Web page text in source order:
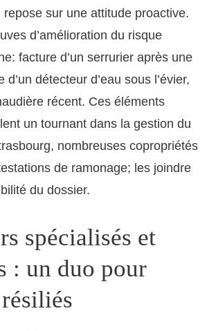
repose sur une attitude proactive.
d’amélioration du risque
facture d’un serrurier après une
détecteur d’eau sous l’évier,
récent. Ces éléments
un tournant dans la gestion du
nombreuses copropriétés
de ramonage; les joindre
du dossier.
spécialisés et
: un duo pour